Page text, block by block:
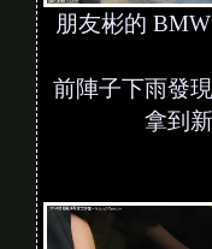
朋友彬的
前陣子下雨發
拿到